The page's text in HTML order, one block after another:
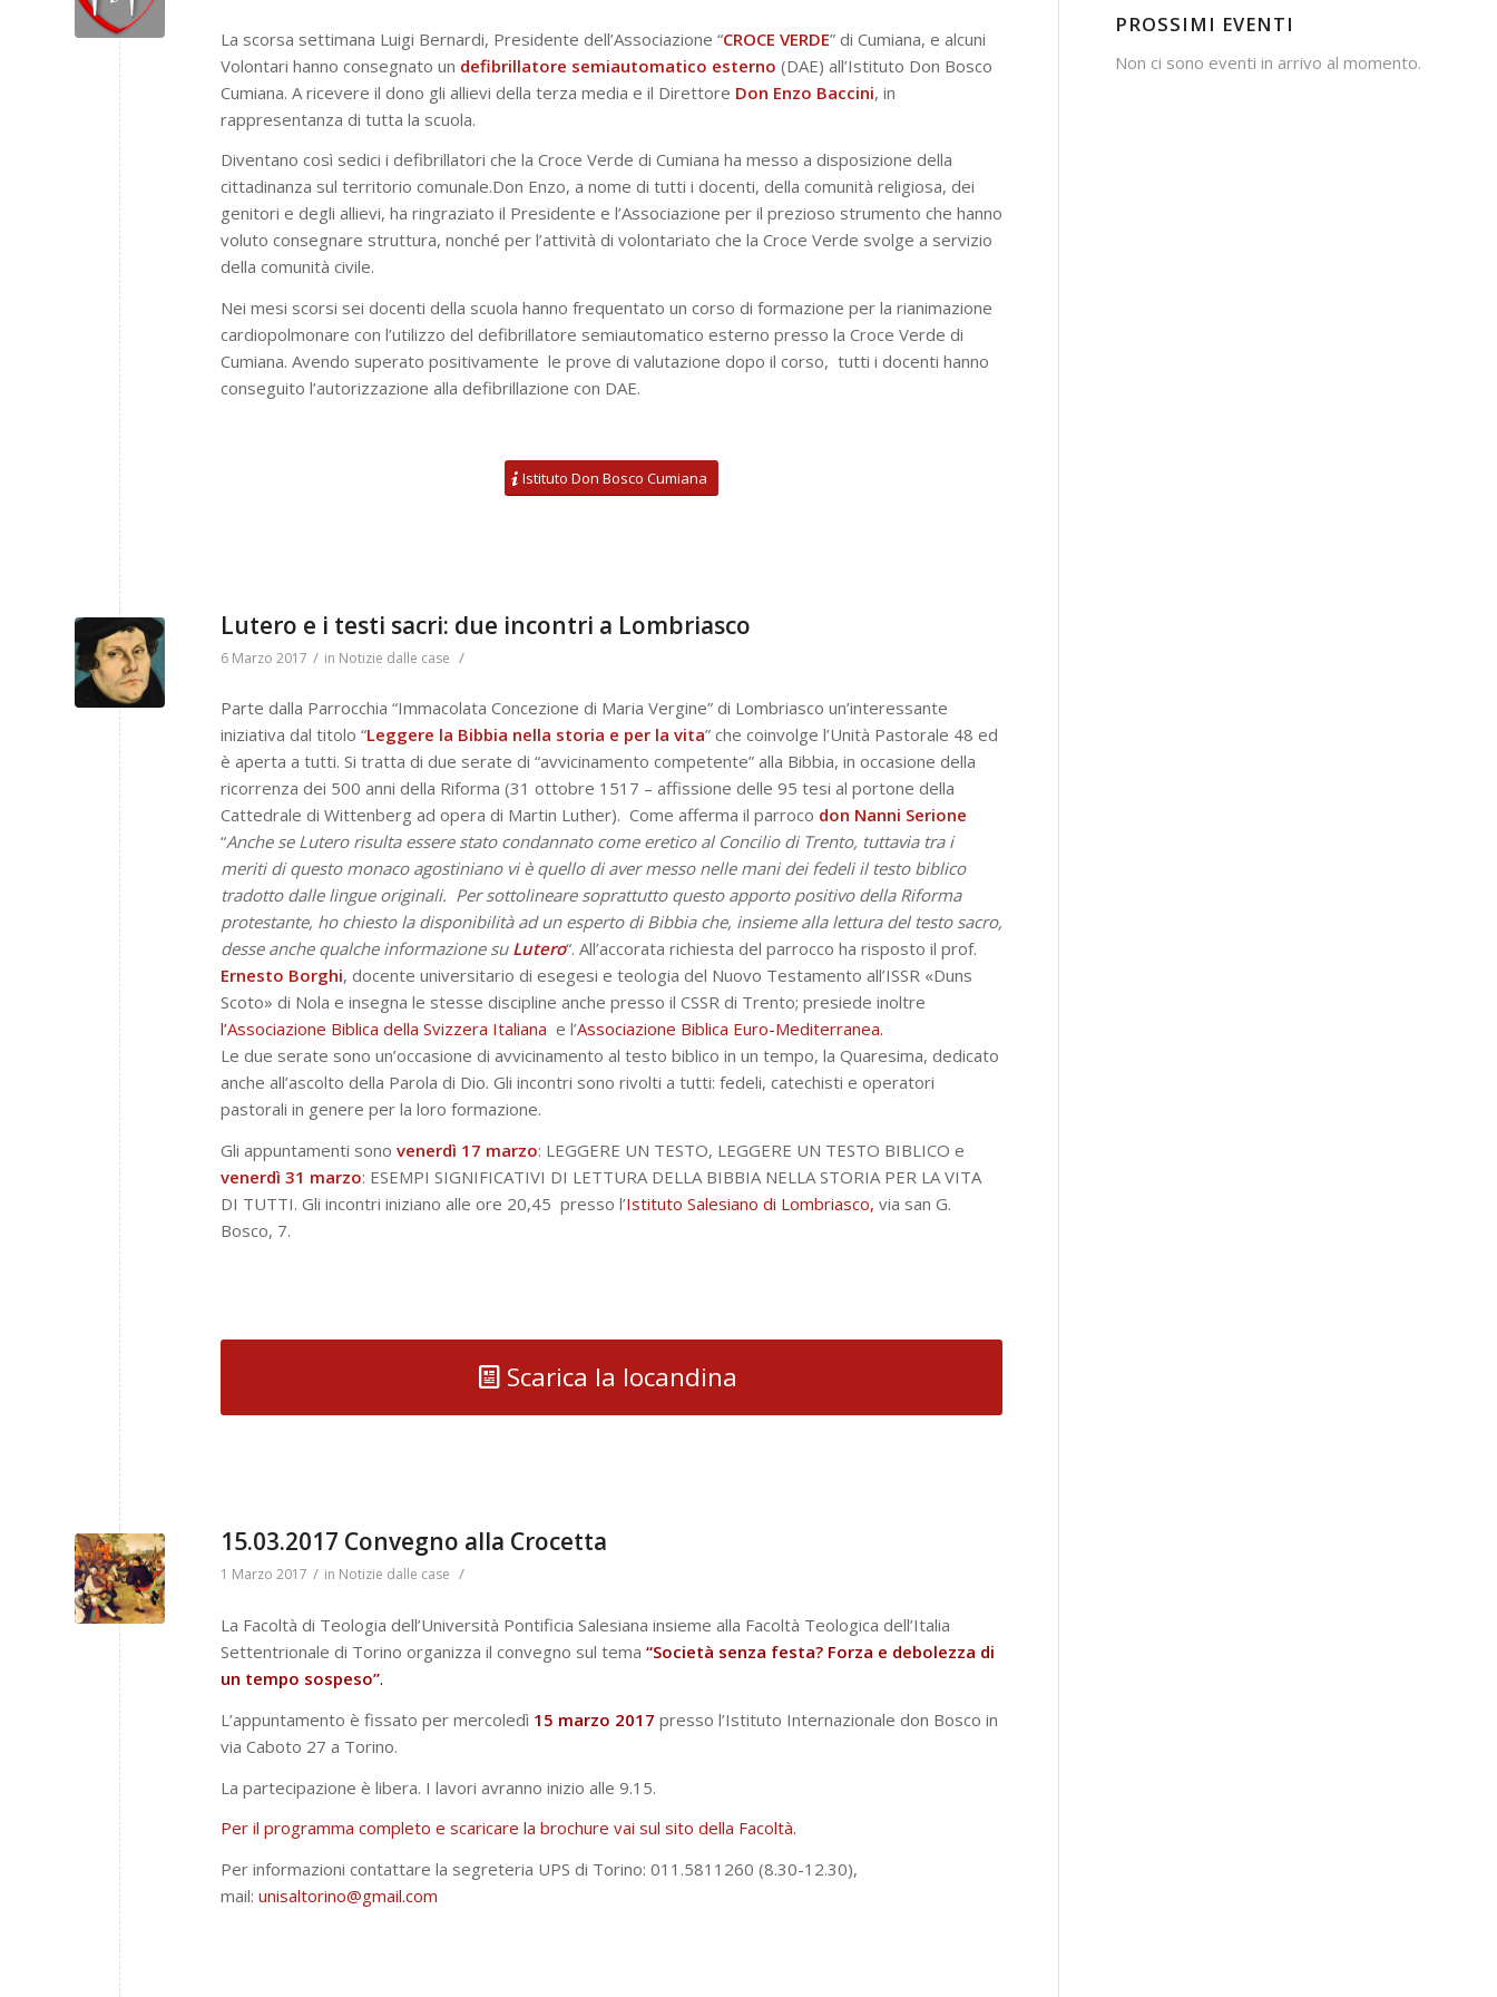
La scorsa settimana Luigi Bernardi, Presidente dell’Associazione “CROCE VERDE” di Cumiana, e alcuni
Volontari hanno consegnato un defibrillatore semiautomatico esterno (DAE) all’Istituto Don Bosco
Cumiana. A ricevere il dono gli allievi della terza media e il Direttore Don Enzo Baccini, in
rappresentanza di tutta la scuola.
Diventano così sedici i defibrillatori che la Croce Verde di Cumiana ha messo a disposizione della
cittadinanza sul territorio comunale.Don Enzo, a nome di tutti i docenti, della comunità religiosa, dei
genitori e degli allievi, ha ringraziato il Presidente e l’Associazione per il prezioso strumento che hanno
voluto consegnare struttura, nonché per l’attività di volontariato che la Croce Verde svolge a servizio
della comunità civile.
Nei mesi scorsi sei docenti della scuola hanno frequentato un corso di formazione per la rianimazione
cardiopolmonare con l’utilizzo del defibrillatore semiautomatico esterno presso la Croce Verde di
Cumiana. Avendo superato positivamente le prove di valutazione dopo il corso, tutti i docenti hanno
conseguito l’autorizzazione alla defibrillazione con DAE.
Istituto Don Bosco Cumiana
Lutero e i testi sacri: due incontri a Lombriasco
6 Marzo 2017 / in Notizie dalle case /
Parte dalla Parrocchia “Immacolata Concezione di Maria Vergine” di Lombriasco un’interessante
iniziativa dal titolo “Leggere la Bibbia nella storia e per la vita” che coinvolge l’Unità Pastorale 48 ed
è aperta a tutti. Si tratta di due serate di “avvicinamento competente” alla Bibbia, in occasione della
ricorrenza dei 500 anni della Riforma (31 ottobre 1517 – affissione delle 95 tesi al portone della
Cattedrale di Wittenberg ad opera di Martin Luther). Come afferma il parroco don Nanni Serione
“Anche se Lutero risulta essere stato condannato come eretico al Concilio di Trento, tuttavia tra i
meriti di questo monaco agostiniano vi è quello di aver messo nelle mani dei fedeli il testo biblico
tradotto dalle lingue originali. Per sottolineare soprattutto questo apporto positivo della Riforma
protestante, ho chiesto la disponibilità ad un esperto di Bibbia che, insieme alla lettura del testo sacro,
desse anche qualche informazione su Lutero“. All’accorata richiesta del parrocco ha risposto il prof.
Ernesto Borghi, docente universitario di esegesi e teologia del Nuovo Testamento all’ISSR «Duns
Scoto» di Nola e insegna le stesse discipline anche presso il CSSR di Trento; presiede inoltre
l’Associazione Biblica della Svizzera Italiana e l’Associazione Biblica Euro-Mediterranea.
Le due serate sono un’occasione di avvicinamento al testo biblico in un tempo, la Quaresima, dedicato
anche all’ascolto della Parola di Dio. Gli incontri sono rivolti a tutti: fedeli, catechisti e operatori
pastorali in genere per la loro formazione.
Gli appuntamenti sono venerdì 17 marzo: LEGGERE UN TESTO, LEGGERE UN TESTO BIBLICO e
venerdì 31 marzo: ESEMPI SIGNIFICATIVI DI LETTURA DELLA BIBBIA NELLA STORIA PER LA VITA
DI TUTTI. Gli incontri iniziano alle ore 20,45 presso l’Istituto Salesiano di Lombriasco, via san G.
Bosco, 7.
Scarica la locandina
15.03.2017 Convegno alla Crocetta
1 Marzo 2017 / in Notizie dalle case /
La Facoltà di Teologia dell’Università Pontificia Salesiana insieme alla Facoltà Teologica dell’Italia
Settentrionale di Torino organizza il convegno sul tema “Società senza festa? Forza e debolezza di
un tempo sospeso”.
L’appuntamento è fissato per mercoledì 15 marzo 2017 presso l’Istituto Internazionale don Bosco in
via Caboto 27 a Torino.
La partecipazione è libera. I lavori avranno inizio alle 9.15.
Per il programma completo e scaricare la brochure vai sul sito della Facoltà.
Per informazioni contattare la segreteria UPS di Torino: 011.5811260 (8.30-12.30),
mail: unisaltorino@gmail.com
PROSSIMI EVENTI
Non ci sono eventi in arrivo al momento.